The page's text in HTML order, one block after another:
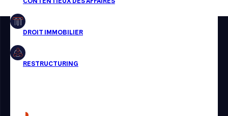
Restructuring
Presse